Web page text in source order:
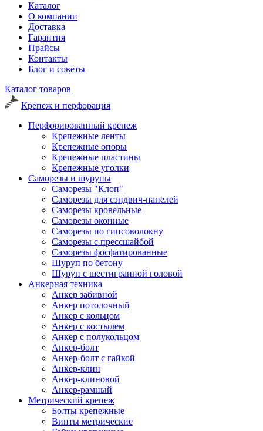
Каталог
О компании
Доставка
Гарантия
Прайсы
Контакты
Блог и советы
Каталог товаров
Крепеж и перфорация
Перфорированный крепеж
Крепежные ленты
Крепежные опоры
Крепежные пластины
Крепежные уголки
Саморезы и шурупы
Саморезы "Клоп"
Саморезы для сэндвич-панелей
Саморезы кровельные
Саморезы оконные
Саморезы по гипсоволокну
Саморезы с прессшайбой
Саморезы фосфатированные
Шуруп по бетону
Шуруп с шестигранной головой
Анкерная техника
Анкер забивной
Анкер потолочный
Анкер с кольцом
Анкер с костылем
Анкер с полукольцом
Анкер-болт
Анкер-болт с гайкой
Анкер-клин
Анкер-клиновой
Анкер-рамный
Метрический крепеж
Болты крепежные
Винты метрические